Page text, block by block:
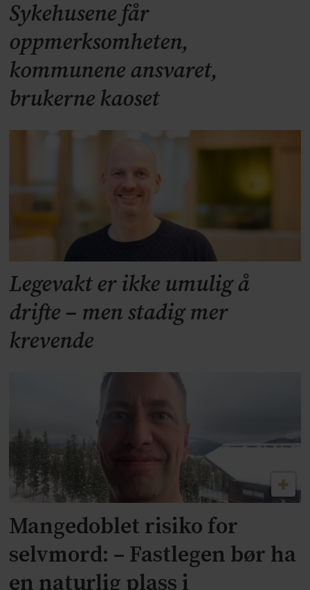
Sykehusene får
oppmerksomheten,
kommunene ansvaret,
brukerne kaoset
Legevakt er ikke umulig å
drifte – men stadig mer
krevende
Mangedoblet risiko for
selvmord: – Fastlegen bør ha
en naturlig plass i